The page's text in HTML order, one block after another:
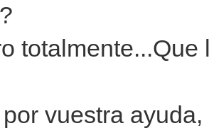
vuestra ayuda,